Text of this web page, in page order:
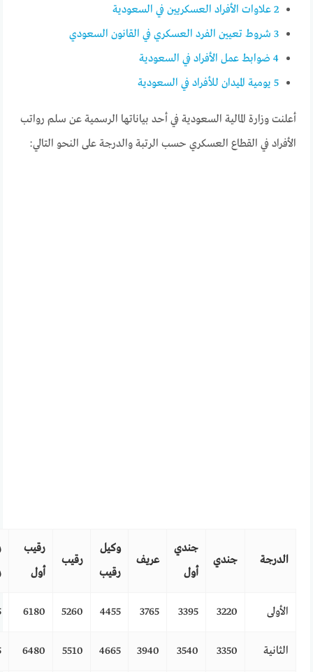
2 علاوات الأفراد العسكريين في السعودية
3 شروط تعيين الفرد العسكري في القانون السعودي
4 ضوابط عمل الأفراد في السعودية
5 يومية الميدان للأفراد في السعودية
أعلنت وزارة المالية السعودية في أحد بياناتها الرسمية عن سلم رواتب
الأفراد في القطاع العسكري حسب الرتبة والدرجة على النحو التالي:
الدرجة جندي
جندي
أول
عريف
وكيل
رقيب
رقيب
رقيب
أول
الأولى 3220
3395
3765
4455
5260
6180
الثانية 3350
3540
3940
4665
5510
6480